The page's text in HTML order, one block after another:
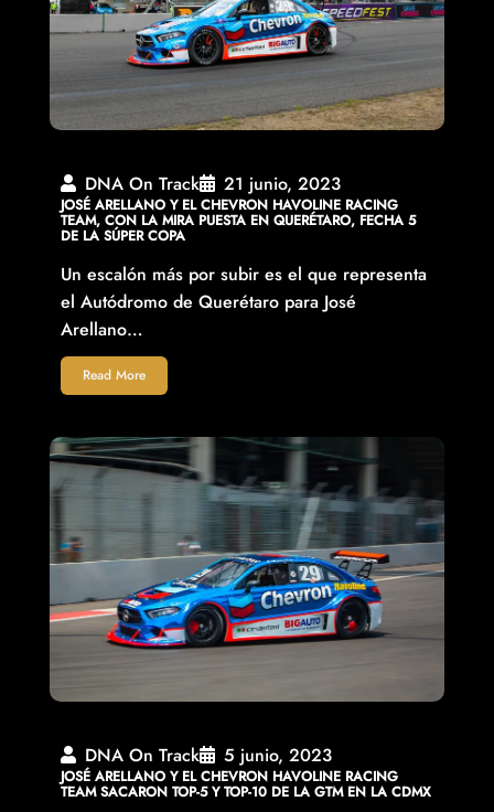
DNA On Track 21 junio, 2023
JOSÉ ARELLANO Y EL CHEVRON HAVOLINE RACING
TEAM, CON LA MIRA PUESTA EN QUERÉTARO, FECHA 5
DE LA SÚPER COPA
Un escalón más por subir es el que representa
el Autódromo de Querétaro para José
Arellano…
Read More
DNA On Track 5 junio, 2023
JOSÉ ARELLANO Y EL CHEVRON HAVOLINE RACING
TEAM SACARON TOP-5 Y TOP-10 DE LA GTM EN LA CDMX